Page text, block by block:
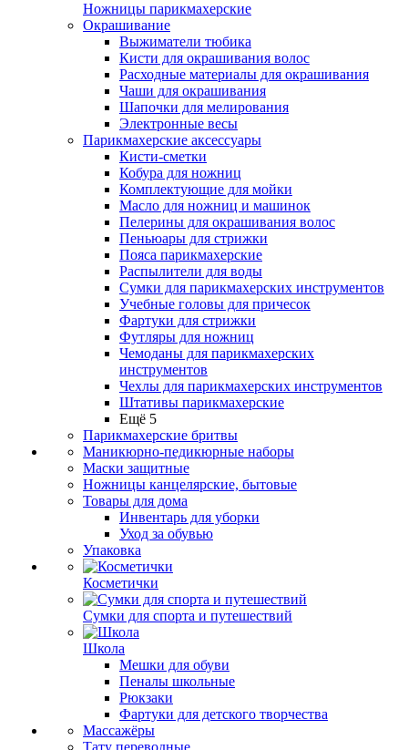
Ножницы парикмахерские
Окрашивание
Выжиматели тюбика
Кисти для окрашивания волос
Расходные материалы для окрашивания
Чаши для окрашивания
Шапочки для мелирования
Электронные весы
Парикмахерские аксессуары
Кисти-сметки
Кобура для ножниц
Комплектующие для мойки
Масло для ножниц и машинок
Пелерины для окрашивания волос
Пеньюары для стрижки
Пояса парикмахерские
Распылители для воды
Сумки для парикмахерских инструментов
Учебные головы для причесок
Фартуки для стрижки
Футляры для ножниц
Чемоданы для парикмахерских
инструментов
Чехлы для парикмахерских инструментов
Штативы парикмахерские
Ещё 5
Парикмахерские бритвы
Маникюрно-педикюрные наборы
Маски защитные
Ножницы канцелярские, бытовые
Товары для дома
Инвентарь для уборки
Уход за обувью
Упаковка
Косметички
Сумки для спорта и путешествий
Школа
Мешки для обуви
Пеналы школьные
Рюкзаки
Фартуки для детского творчества
Массажёры
Тату переводные